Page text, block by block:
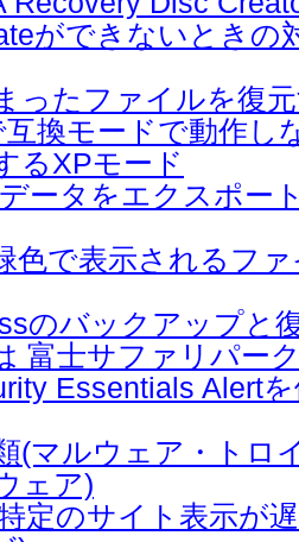
ができないときの
ったファイルを復
換モードで動作し
るXPモード
ータをエクスポー
色で表示されるフ
のバックアップと
富士サファリパー
Essentials Alert
(マルウェア・トロ
ェア)
定のサイト表示が